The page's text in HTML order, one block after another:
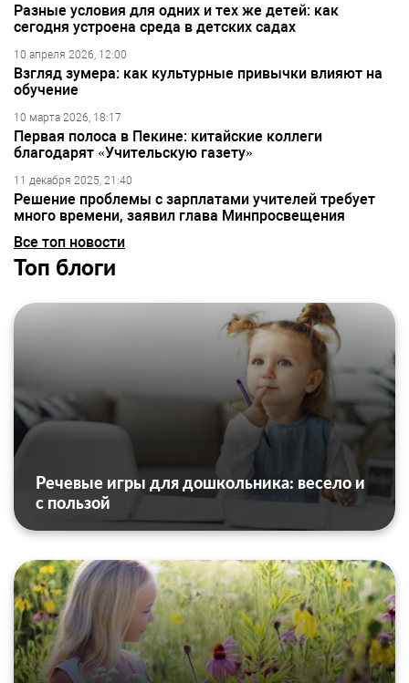
Разные условия для одних и тех же детей: как
сегодня устроена среда в детских садах
10 апреля 2026, 12:00
Взгляд зумера: как культурные привычки влияют на
обучение
10 марта 2026, 18:17
Первая полоса в Пекине: китайские коллеги
благодарят «Учительскую газету»
11 декабря 2025, 21:40
Решение проблемы с зарплатами учителей требует
много времени, заявил глава Минпросвещения
Все топ новости
Топ блоги
Речевые игры для дошкольника: весело и
с пользой